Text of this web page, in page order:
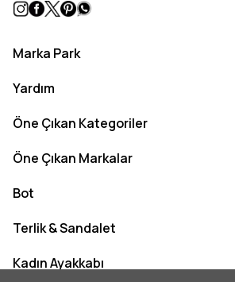
Marka Park
Yardım
Öne Çıkan Kategoriler
Öne Çıkan Markalar
Bot
Terlik & Sandalet
Kadın Ayakkabı